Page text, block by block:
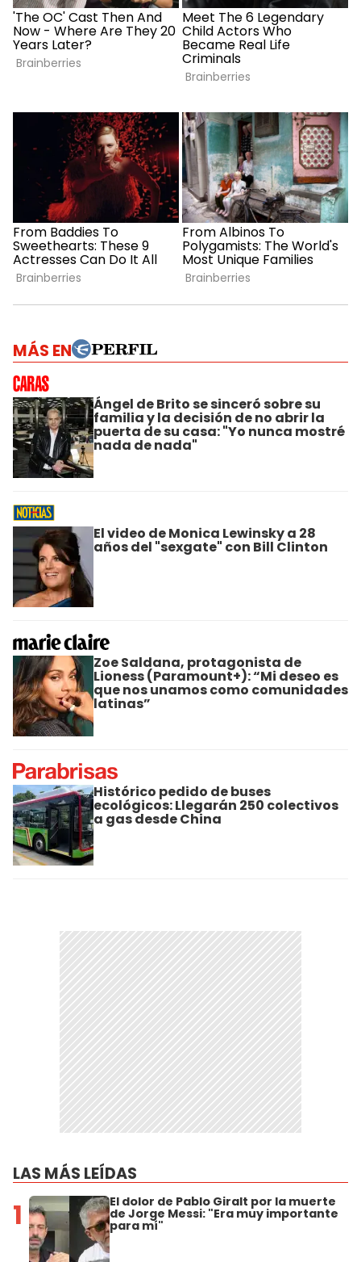
MÁS EN
Ángel de Brito se sinceró sobre su
familia y la decisión de no abrir la
puerta de su casa: "Yo nunca mostré
nada de nada"
El video de Monica Lewinsky a 28
años del "sexgate" con Bill Clinton
Zoe Saldana, protagonista de
Lioness (Paramount+): “Mi deseo es
que nos unamos como comunidades
latinas”
Histórico pedido de buses
ecológicos: Llegarán 250 colectivos
a gas desde China
LAS MÁS LEÍDAS
1 El dolor de Pablo Giralt por la muerte
de Jorge Messi: "Era muy importante
para mí"